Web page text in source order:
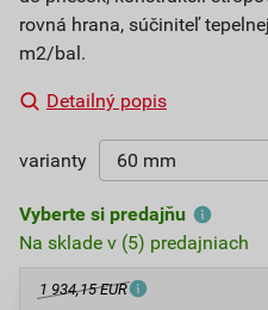
rovná hrana, súčiniteľ
m2/bal.
Detailný popis
varianty
Vyberte si predajňu
Na sklade v (5) predajniach
1 934,15 EUR